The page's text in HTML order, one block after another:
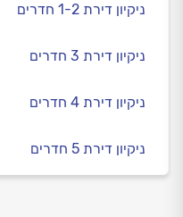
ניקיון דירת 1-2 חדרים
ניקיון דירת 3 חדרים
ניקיון דירת 4 חדרים
ניקיון דירת 5 חדרים